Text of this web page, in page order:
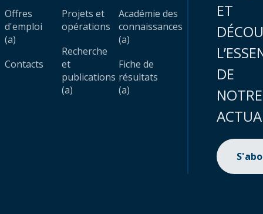
Offres
d'emploi
(a)
Contacts
Projets et
opérations
Recherche
et
publications
(a)
Académie des
connaissances
(a)
Fiche de
résultats
(a)
ET
DE
NOTRE